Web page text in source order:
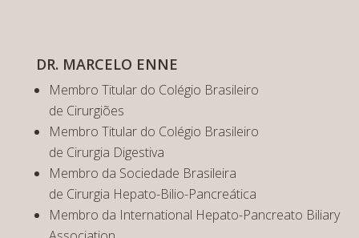
DR. MARCELO ENNE
Membro Titular do Colégio Brasileiro
de Cirurgiões
Membro Titular do Colégio Brasileiro
de Cirurgia Digestiva
Membro da Sociedade Brasileira
de Cirurgia Hepato-Bilio-Pancreática
Membro da International Hepato-Pancreato Biliary